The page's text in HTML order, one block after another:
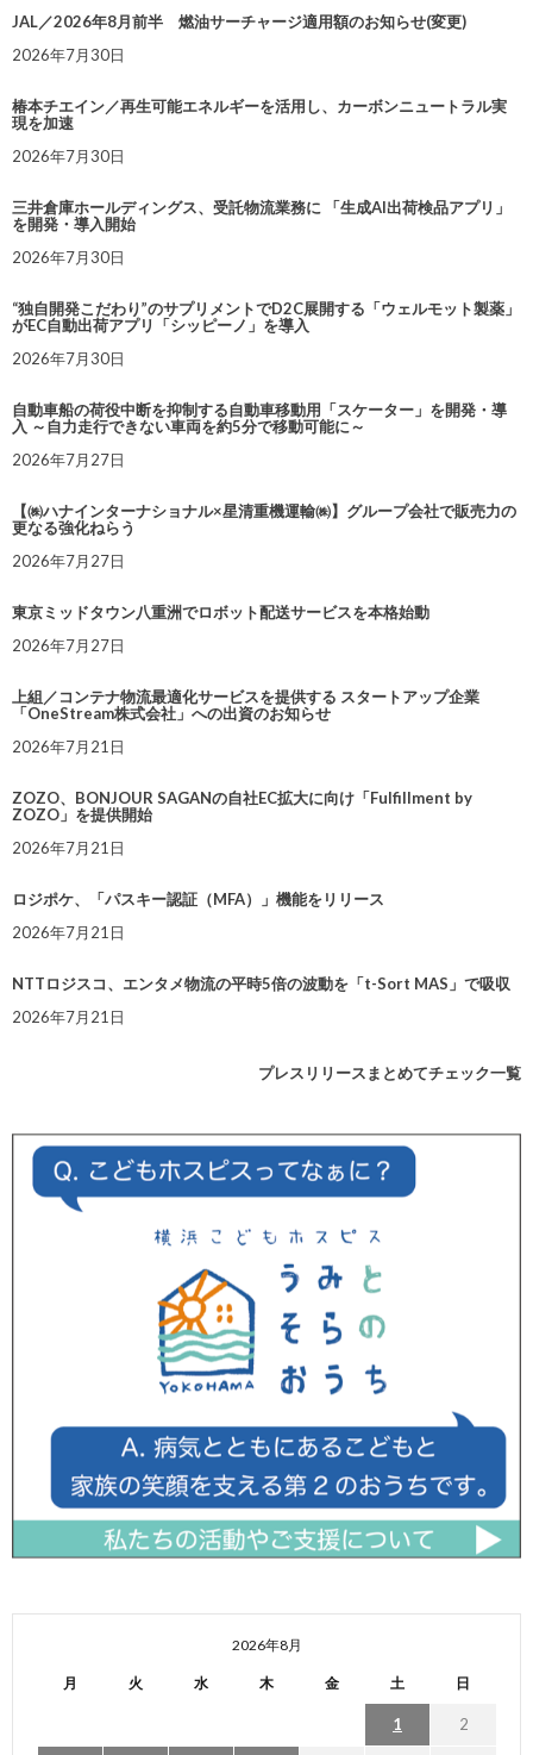
JAL／2026年8月前半 燃油サーチャージ適用額のお知らせ(変更)
2026年7月30日
椿本チエイン／再生可能エネルギーを活用し、カーボンニュートラル実
現を加速
2026年7月30日
三井倉庫ホールディングス、受託物流業務に 「生成AI出荷検品アプリ」
を開発・導入開始
2026年7月30日
“独自開発こだわり”のサプリメントでD2C展開する「ウェルモット製薬」
がEC自動出荷アプリ「シッピーノ」を導入
2026年7月30日
自動車船の荷役中断を抑制する自動車移動用「スケーター」を開発・導
入 ～自力走行できない車両を約5分で移動可能に～
2026年7月27日
【㈱ハナインターナショナル×星清重機運輸㈱】グループ会社で販売力の
更なる強化ねらう
2026年7月27日
東京ミッドタウン八重洲でロボット配送サービスを本格始動
2026年7月27日
上組／コンテナ物流最適化サービスを提供する スタートアップ企業
「OneStream株式会社」への出資のお知らせ
2026年7月21日
ZOZO、BONJOUR SAGANの自社EC拡大に向け「Fulfillment by
ZOZO」を提供開始
2026年7月21日
ロジポケ、「パスキー認証（MFA）」機能をリリース
2026年7月21日
NTTロジスコ、エンタメ物流の平時5倍の波動を「t-Sort MAS」で吸収
2026年7月21日
プレスリリースまとめてチェック一覧
2026年8月
月 火 水 木 金 土 日
1 2